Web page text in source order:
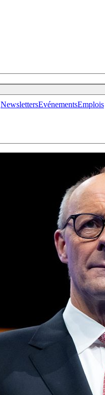
NewslettersEvénementsEmplois